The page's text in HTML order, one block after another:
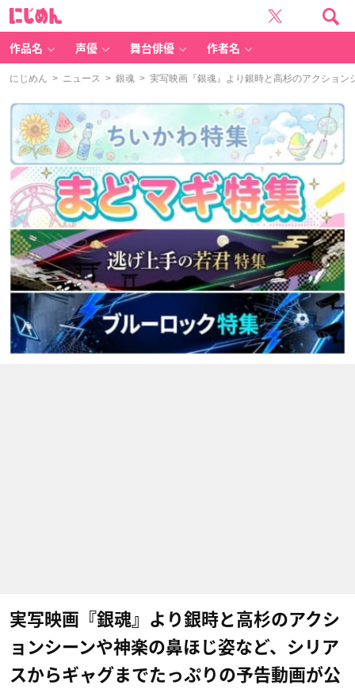
作品名 声優 舞台俳優 作者名
にじめん > ニュース > 銀魂 > 実写映画『銀魂』より銀時と高杉のアクション
実写映画『銀魂』より銀時と高杉のアクシ
ョンシーンや神楽の鼻ほじ姿など、シリア
スからギャグまでたっぷりの予告動画が公